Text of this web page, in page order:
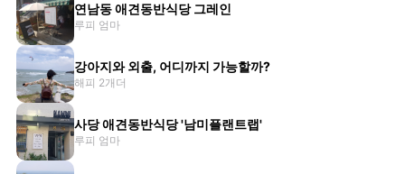
연남동 애견동반식당 그레인
루피 엄마
강아지와 외출, 어디까지 가능할까?
해피 2개더
사당 애견동반식당 '남미플랜트랩'
루피 엄마